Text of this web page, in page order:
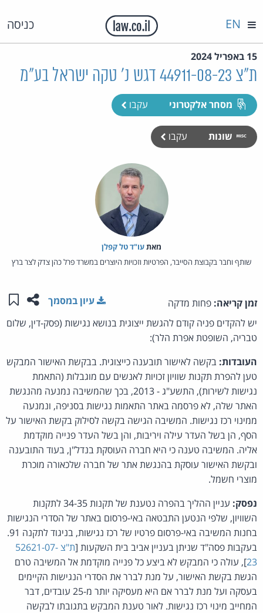
כניסה EN
15 באפריל 2024
ת"צ 44911-08-23 דגש נ' טקה ישראל בע"מ
מסחר אלקטרוני עקבו
שונות עקבו
מאת‏עו"ד טל קפלן
שותף וחבר בקבוצת הסייבר, הפרטיות וזכויות היוצרים במשרד פרל כהן צדק לצר ברץ
זמן קריאה: פחות מדקה שתפו
עיון במסמך
יש להקדים פניה קודם להגשת ייצוגית בנושא נגישות (פסק-דין, שלום
טבריה, השופטת אפרת הלר):
העובדות: בקשה לאישור תובענה כייצוגית. בבקשת האישור המבקש
טען להפרת תקנות שוויון זכויות לאנשים עם מוגבלות (התאמת
נגישות לשירות), התשע"ג - 2013, בכך שהמשיבה נמנעה מהנגשת
האתר שלה, לא פרסמה באתר התאמות נגישות בסניפה, ונמנעה
ממינוי רכז נגישות. המשיבה הגישה בקשה לסילוק בקשת האישור על
הסף, הן בשל העדר עילה ויריבות, והן בשל העדר פנייה מוקדמת
אליה. המשיבה טענה כי היא חברה העוסקת בנדל"ן, בעוד התובענה
ובקשת האישור עוסקת בהנגשת אתר של חברה שלכאורה מוכרת
מוצרי חשמל.
נפסק:
עניין ההליך בהפרה נטענת של תקנות 34-35 לתקנות
השוויון, שלפי הנטען התבטאה באי-פרסום באתר של הסדרי הנגישות
בחנות המשיבה באי-פרסום פרטיו של רכז נגישות, בניגוד לתקנה 91.
בעקבות פסה"ד שניתן בעניין אביב בית השקעות [
ת"צ 52621-07-
23], עולה כי המבקש לא ביצע כל פנייה מוקדמת אל המשיבה טרם
הגשת בקשת האישור, על מנת לברר את הסדרי הנגישות הקיימים
בעסקה ועל מנת לברר אם היא מעסיקה יותר מ-25 עובדים, דבר
המחייב מינוי רכז נגישות. לאור טענת המבקש בתגובתו לבקשה